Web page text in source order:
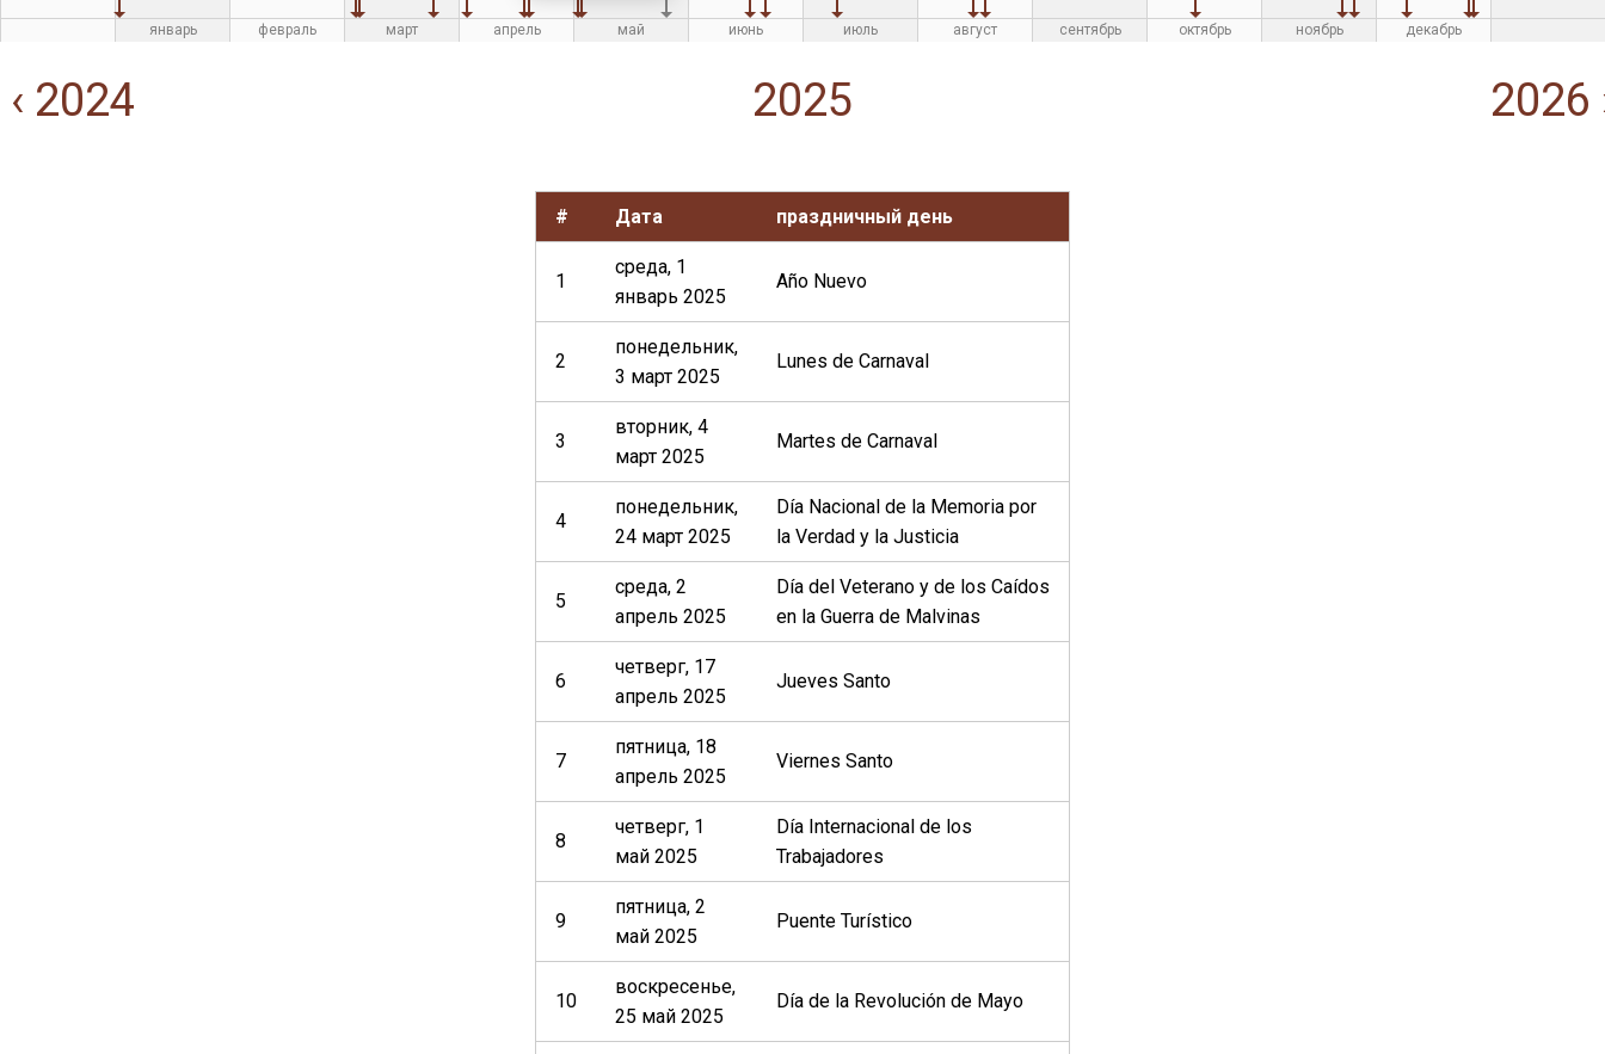
январь февраль март апрель май июнь июль август сентябрь октябрь ноябрь декабрь
‹ 2024 2025 2026
# Дата праздничный день
1
среда, 1
январь 2025
Año Nuevo
2
понедельник,
3 март 2025
Lunes de Carnaval
3
вторник, 4
март 2025
Martes de Carnaval
4
понедельник,
24 март 2025
Día Nacional de la Memoria por
la Verdad y la Justicia
5
среда, 2
апрель 2025
Día del Veterano y de los Caídos
en la Guerra de Malvinas
6
четверг, 17
апрель 2025
Jueves Santo
7
пятница, 18
апрель 2025
Viernes Santo
8
четверг, 1
май 2025
Día Internacional de los
Trabajadores
9
пятница, 2
май 2025
Puente Turístico
10
воскресенье,
25 май 2025
Día de la Revolución de Mayo